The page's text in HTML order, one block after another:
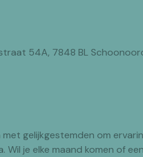
54A, 7848 BL
met gelijkgestemden om
je elke maand komen of